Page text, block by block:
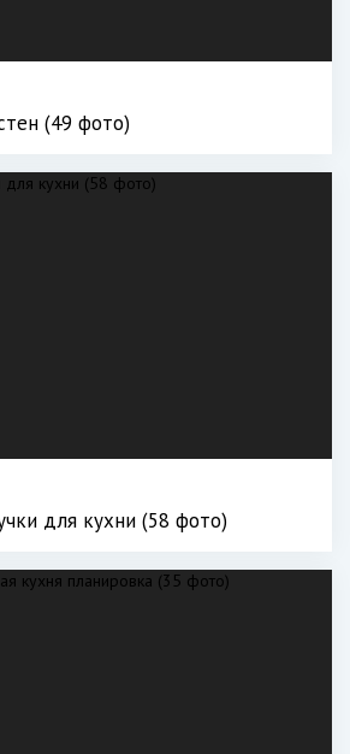
(49 фото)
для кухни (58 фото)